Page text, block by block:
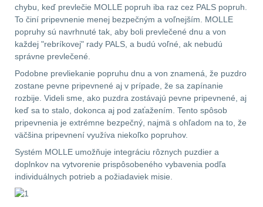
Magnézium3
Outdoorová obuv1
Príslušenstvo1
Oblečenie na turistiku67
Pánske oblečenie na
turistiku 34
Dámske oblečenie na
turistiku
chybu, keď prevlečie MOLLE popruh iba raz cez PALS popruh.
To činí pripevnenie menej bezpečným a voľnejším. MOLLE
popruhy sú navrhnuté tak, aby boli prevlečené dnu a von
každej "rebríkovej" rady PALS, a budú voľné, ak nebudú
správne prevlečené.
Podobne prevliekanie popruhu dnu a von znamená, že puzdro
zostane pevne pripevnené aj v prípade, že sa zapínanie
rozbije. Videli sme, ako puzdra zostávajú pevne pripevnené, aj
keď sa to stalo, dokonca aj pod zaťažením. Tento spôsob
pripevnenia je extrémne bezpečný, najmä s ohľadom na to, že
väčšina pripevnení využíva niekoľko popruhov.
Systém MOLLE umožňuje integráciu rôznych puzdier a
doplnkov na vytvorenie prispôsobeného vybavenia podľa
individuálnych potrieb a požiadaviek misie.